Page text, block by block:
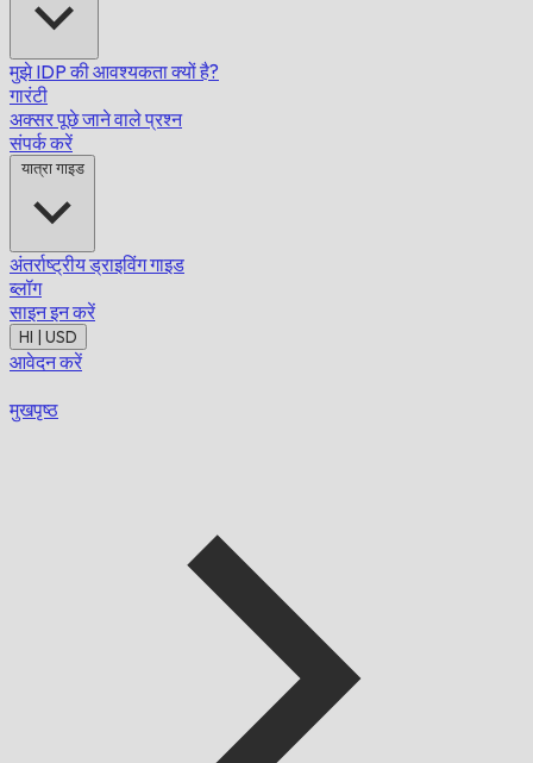
मुझे IDP की आवश्यकता क्यों है?
गारंटी
अक्सर पूछे जाने वाले प्रश्न
संपर्क करें
यात्रा गाइड
अंतर्राष्ट्रीय ड्राइविंग गाइड
ब्लॉग
साइन इन करें
HI | USD
आवेदन करें
मुखपृष्ठ